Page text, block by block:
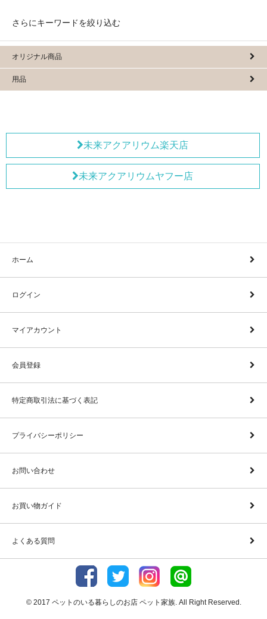
さらにキーワードを絞り込む
オリジナル商品
用品
未来アクアリウム楽天店
未来アクアリウムヤフー店
ホーム
ログイン
マイアカウント
会員登録
特定商取引法に基づく表記
プライバシーポリシー
お問い合わせ
お買い物ガイド
よくある質問
© 2017 ペットのいる暮らしのお店 ペット家族. All Right Reserved.